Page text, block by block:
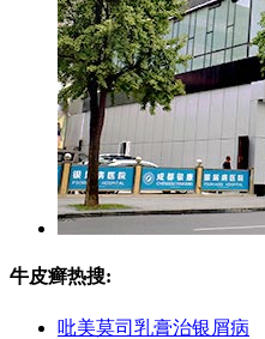
牛皮癣热搜:
吡美莫司乳膏治银屑病